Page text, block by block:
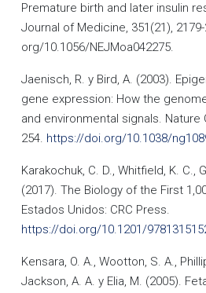
Premature birth and later insulin
Journal of Medicine, 351(21),
org/10.1056/NEJMoa042275.
Jaenisch, R. y Bird, A. (2003).
gene expression: How the
and environmental signals. Nature
254. https://doi.org/10.1038/
Karakochuk, C. D., Whitfield, K. C.,
(2017). The Biology of the First
Estados Unidos: CRC Press.
https://doi.org/10.1201/
Kensara, O. A., Wootton, S. A.,
Jackson, A. A. y Elia, M. (2005).